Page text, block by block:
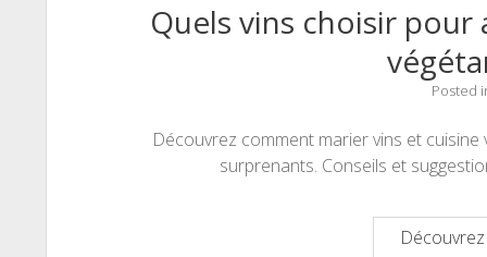
Quels vins choisir
Posted
Découvrez comment marier vins et
surprenants. Conseils et